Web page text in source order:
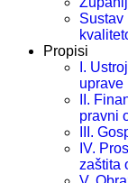
Sustav
Propisi
I.
uprave
II.
pravni
III.
IV.
zaštita